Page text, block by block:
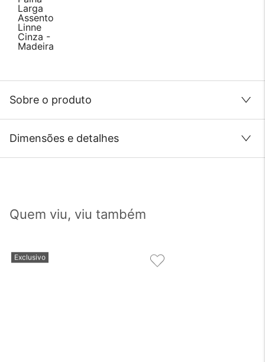
Sobre o produto
Dimensões e detalhes
Quem viu, viu também
Exclusivo